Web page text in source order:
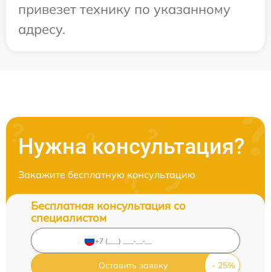
привезет технику по указанному
адресу.
Нужна консультация?
Закажите бесплатную консультацию
Бесплатная консультация со
специалистом
Оставить заявку